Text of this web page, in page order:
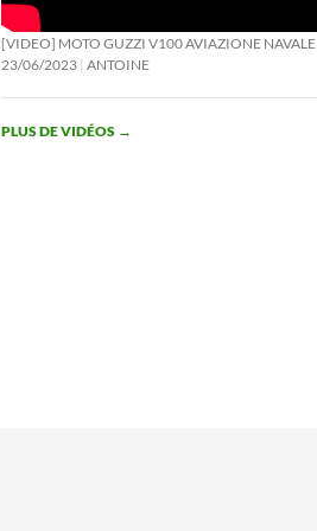
[VIDEO] MOTO GUZZI V100 AVIAZIONE NAVALE
23/06/2023 ANTOINE
PLUS DE VIDÉOS →